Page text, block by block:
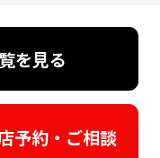
を見る
予約・ご相談